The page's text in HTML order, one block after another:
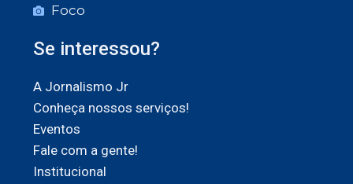
Foco
Se interessou?
A Jornalismo Jr
Conheça nossos serviços!
Eventos
Fale com a gente!
Institucional